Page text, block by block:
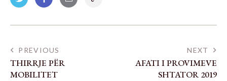
PREVIOUS
THIRRJE PËR
MOBILITET
NEXT
AFATI I PROVIMEVE
SHTATOR 2019